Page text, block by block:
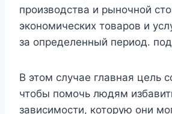
производства и рыночной
экономических товаров и
за определенный период.
В этом случае главная цель
чтобы помочь людям
зависимости, которую они